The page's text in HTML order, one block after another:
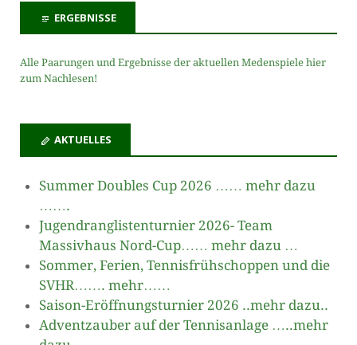
ERGEBNISSE
Alle Paarungen und Ergebnisse der aktuellen Medenspiele hier
zum Nachlesen!
AKTUELLES
Summer Doubles Cup 2026 …… mehr dazu
…….
Jugendranglistenturnier 2026- Team
Massivhaus Nord-Cup…… mehr dazu …
Sommer, Ferien, Tennisfrühschoppen und die
SVHR……. mehr……
Saison-Eröffnungsturnier 2026 ..mehr dazu..
Adventzauber auf der Tennisanlage …..mehr